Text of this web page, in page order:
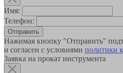
Имя:
Телефон:
Отправить
Нажимая кнопку "Отправить"
и согласен с условиями политики
Заявка на прокат инструмента